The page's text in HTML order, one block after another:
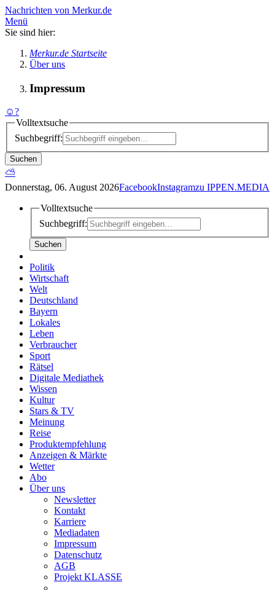
Nachrichten von Merkur.de
Menü
Sie sind hier:
Merkur.de Startseite
Über uns
Impressum
☺?
Volltextsuche
Suchbegriff:
Suchen
⛅
Donnerstag, 06. August 2026FacebookInstagramzu IPPEN.MEDIA
Volltextsuche
Suchbegriff:
Suchen
Politik
Wirtschaft
Welt
Deutschland
Bayern
Lokales
Leben
Verbraucher
Sport
Rätsel
Digitale Mediathek
Wissen
Kultur
Stars & TV
Meinung
Reise
Produktempfehlung
Anzeigen & Märkte
Wetter
Abo
Über uns
Newsletter
Kontakt
Karriere
Mediadaten
Impressum
Datenschutz
AGB
Projekt KLASSE